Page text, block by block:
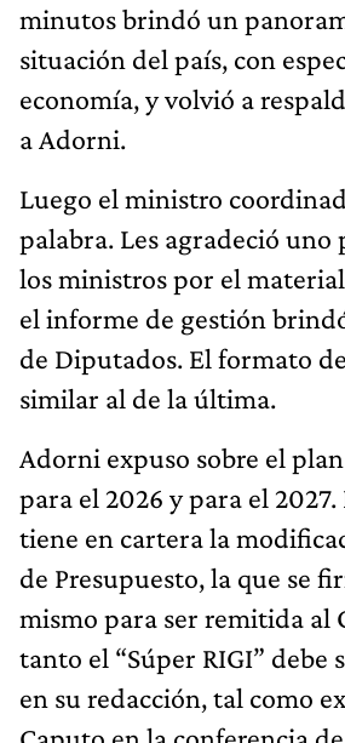
minutos brindó un
situación del país, con
economía, y volvió a
a Adorni.
Luego el ministro
palabra. Les agradeció uno
los ministros por el
el informe de gestión
de Diputados. El formato
similar al de la última.
Adorni expuso sobre el
para el 2026 y para el
tiene en cartera la
de Presupuesto, la que se
mismo para ser remitida al
tanto el “Súper RIGI” debe
en su redacción, tal como